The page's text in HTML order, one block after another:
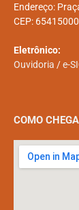
Endereço:
CEP: 65415000
Eletrônico:
Ouvidoria /e-
COMO